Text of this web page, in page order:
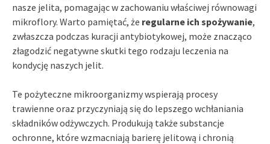
nasze jelita, pomagając w zachowaniu właściwej równowagi
mikroflory. Warto pamiętać, że regularne ich spożywanie,
zwłaszcza podczas kuracji antybiotykowej, może znacząco
złagodzić negatywne skutki tego rodzaju leczenia na
kondycję naszych jelit.
Te pożyteczne mikroorganizmy wspierają procesy
trawienne oraz przyczyniają się do lepszego wchłaniania
składników odżywczych. Produkują także substancje
ochronne, które wzmacniają barierę jelitową i chronią